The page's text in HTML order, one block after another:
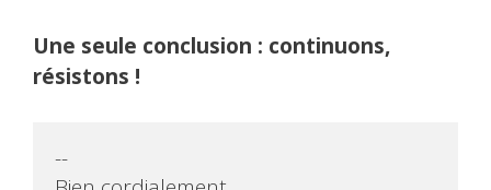
Une seule conclusion : continuons,
résistons !
--